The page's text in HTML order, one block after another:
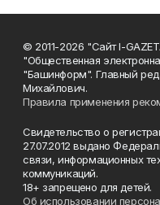
© 2011-2026 "Сайт I-
"Общественная
"Башинформ". Главный
Михайлович.
Правила применения
Свидетельство о
27.07.2012 выдано
связи, информационных
коммуникаций.
18+ запрещено для детей.
Об использовании